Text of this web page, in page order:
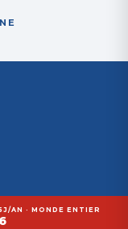
AN · MONDE ENTIER